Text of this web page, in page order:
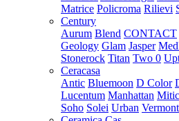
Matrice Policroma Rilievi
Century
Aurum Blend CONTACT
Geology Glam Jasper
Stonerock Titan Two 0
Ceracasa
Antic Bluemoon D Color
Lucentum Manhattan
Soho Solei Urban Vermont